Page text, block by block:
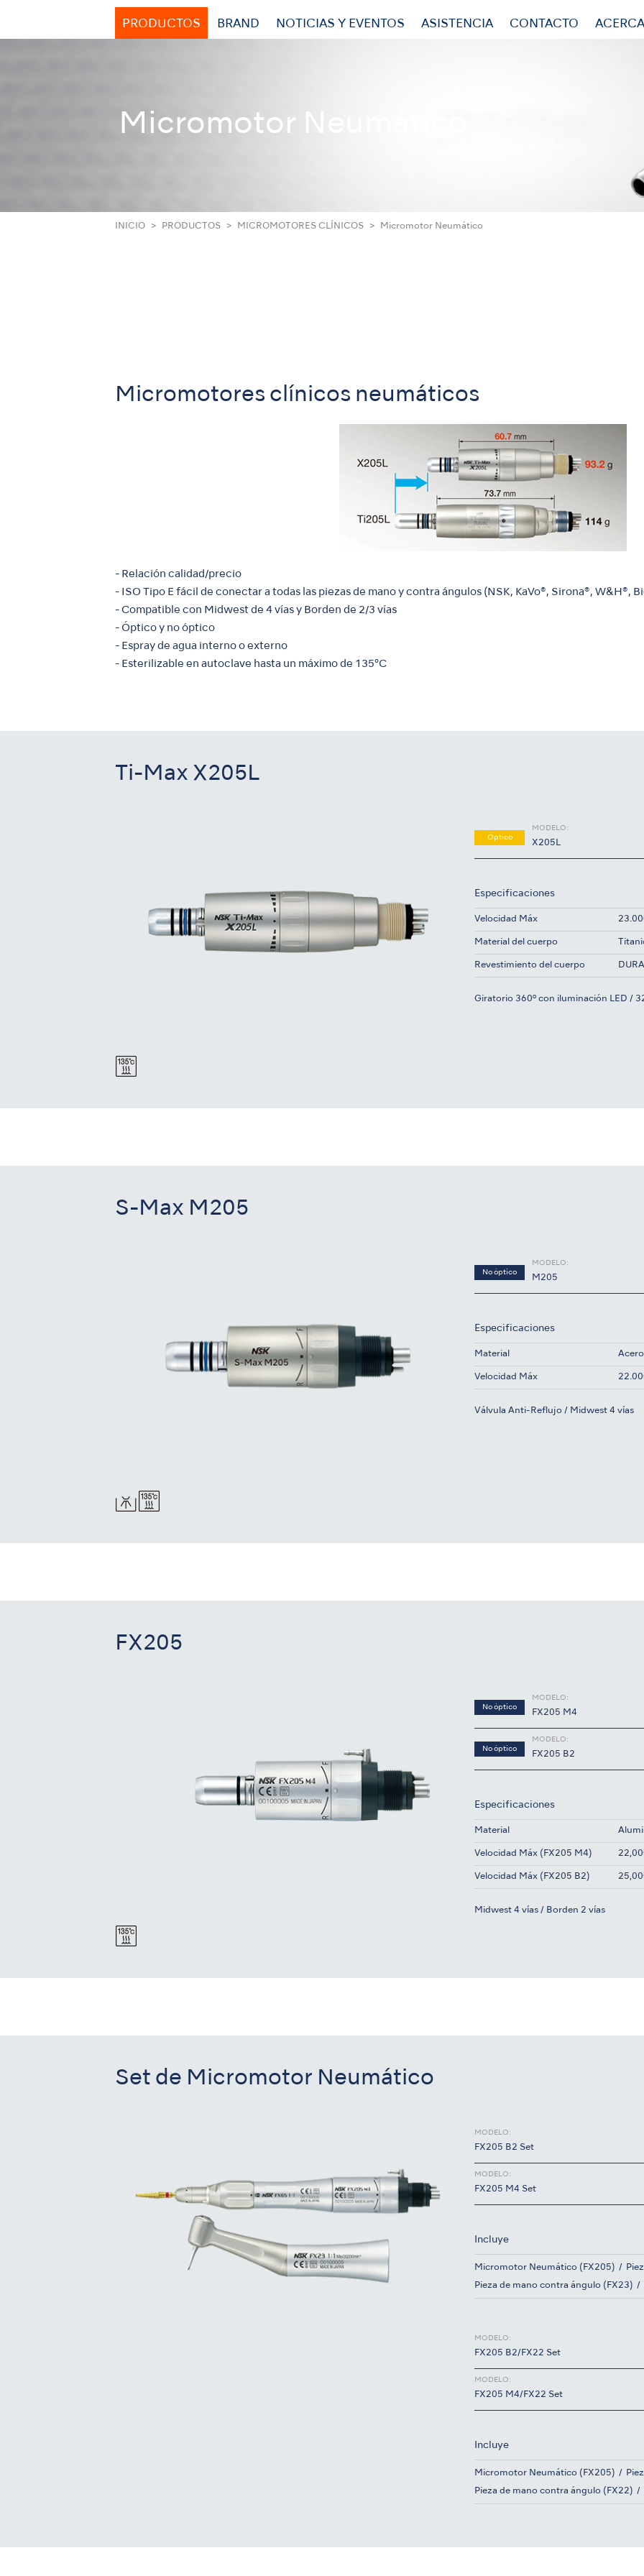
PRODUCTOS BRAND NOTICIAS Y EVENTOS ASISTENCIA CONTACTO
Micromotor Neumático
INICIO PRODUCTOS MICROMOTORES CLÍNICOS Micromotor Neumático
Micromotores clínicos neumáticos
- Relación calidad/precio
- ISO Tipo E fácil de conectar a todas las piezas de mano y contra ángulos (NSK, KaVo®, Sirona®, W&H®,
- Compatible con Midwest de 4 vías y Borden de 2/3 vías
- Óptico y no óptico
- Espray de agua interno o externo
- Esterilizable en autoclave hasta un máximo de 135°C
Ti-Max X205L
Óptico
MODELO:
X205L
Especificaciones
Velocidad Máx
Material del cuerpo
Revestimiento del cuerpo
Giratorio 360º con iluminación LED /
S-Max M205
No óptico
MODELO:
M205
Especificaciones
Material
Velocidad Máx
Válvula Anti-Reflujo / Midwest 4 vías
FX205
No óptico
MODELO:
FX205 M4
No óptico
MODELO:
FX205 B2
Especificaciones
Material
Velocidad Máx (FX205 M4)
Velocidad Máx (FX205 B2)
Midwest 4 vías / Borden 2 vías
Set de Micromotor Neumático
MODELO:
FX205 B2 Set
MODELO:
FX205 M4 Set
Incluye
Micromotor Neumático (FX205)
Pieza de mano contra ángulo (FX23)
MODELO:
FX205 B2/FX22 Set
MODELO:
FX205 M4/FX22 Set
Incluye
Micromotor Neumático (FX205)
Pieza de mano contra ángulo (FX22)